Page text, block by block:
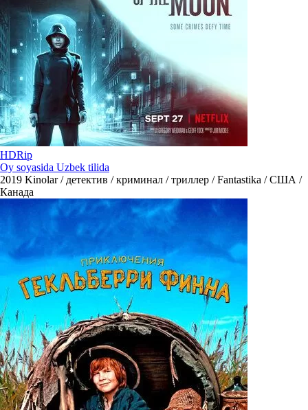
HDRip
Oy soyasida Uzbek tilida
2019 Kinolar / детектив / криминал / триллер / Fantastika / США /
Канада